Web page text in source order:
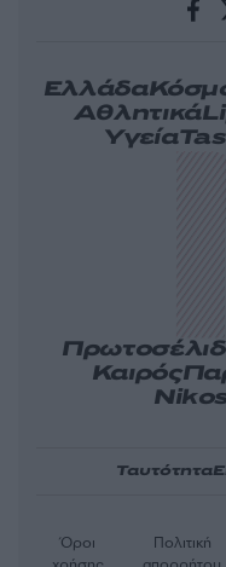
Ελλάδα
Αθλητικά
Υγεία
Καιρός
Ταυτότητα
Όροι
Πολιτική